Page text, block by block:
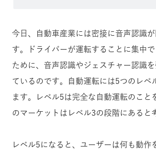
今日、自動車産業には密接に音声認識
す。ドライバーが運転することに集中
ために、音声認識やジェスチャー認識
ているのです。自動運転には5つのレベ
ます。レベル5は完全な自動運転のこと
のマーケットはレベル3の段階にあると
レベル5になると、ユーザーは何も動作